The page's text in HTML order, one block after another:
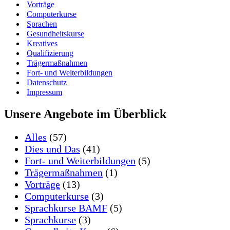
Vorträge
Computerkurse
Sprachen
Gesundheitskurse
Kreatives
Qualifizierung
Trägermaßnahmen
Fort- und Weiterbildungen
Datenschutz
Impressum
Unsere Angebote im Überblick
Alles (57)
Dies und Das (41)
Fort- und Weiterbildungen (5)
Trägermaßnahmen (1)
Vorträge (13)
Computerkurse (3)
Sprachkurse BAMF (5)
Sprachkurse (3)